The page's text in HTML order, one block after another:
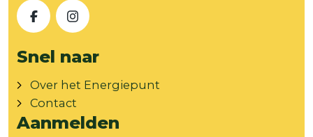
FacebookInstagram
Snel naar
Over het Energiepunt
Contact
Aanmelden